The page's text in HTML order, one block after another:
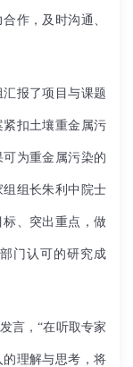
作，及时沟通、
报了项目与课题
扣土壤重金属污
为重金属污染的
组长朱利中院士
、突出重点，做
门认可的研究成
言，“在听取专家
理解与思考，将